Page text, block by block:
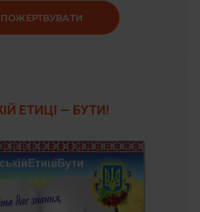
ПОЖЕРТВУВАТИ
ЕТИЦІ — БУТИ!